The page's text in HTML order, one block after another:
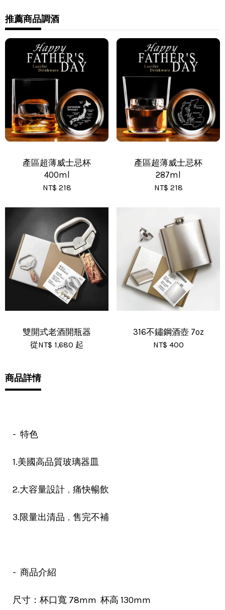
•7-11 - 運費 60 元，NT 600 享免運
•全家 - 運費 60 元，NT 600 享免運
新竹物流 - 運費 80 元
黑貓(包裹90cm以下) - 運費 170 元
• 黑貓(包裹91~120cm) - 運費 210 元
•黑貓(包裹121~150cm以下) - 運費 250 元
商品詳情
- 特色
1.美國高品質玻璃器皿
2.大容量設計 ， 痛快暢飲
3.限量出清品 ， 售完不補
- 商品介紹
尺寸：杯口寬 78mm 杯高 130mm
推薦商品調酒
產區超薄威士忌杯
400ml
NT$ 218
產區超薄威士忌杯
287ml
NT$ 218
雙開式老酒開瓶器
從NT$ 1,680 起
316不鏽鋼酒壺 7oz
NT$ 400